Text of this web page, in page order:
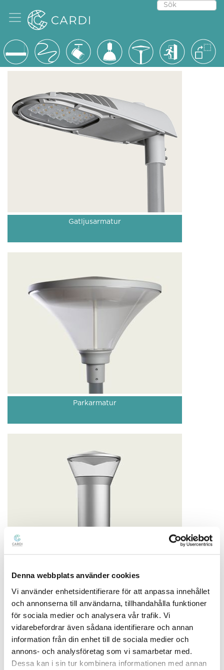
Denna webbplats använder cookies
Vi använder enhetsidentifierare för att anpassa innehållet
och annonserna till användarna, tillhandahålla funktioner
för sociala medier och analysera vår trafik. Vi
vidarebefordrar även sådana identifierare och annan
information från din enhet till de sociala medier och
annons- och analysföretag som vi samarbetar med.
Dessa kan i sin tur kombinera informationen med annan
Gatljusarmatur
Parkarmatur